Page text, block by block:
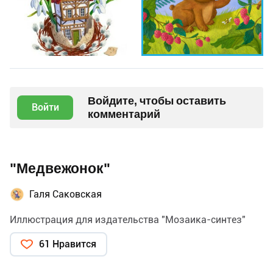
Войти
Войдите, чтобы оставить
комментарий
"Медвежонок"
Галя Саковская
Иллюстрация для издательства "Мозаика-синтез"
61 Нравится